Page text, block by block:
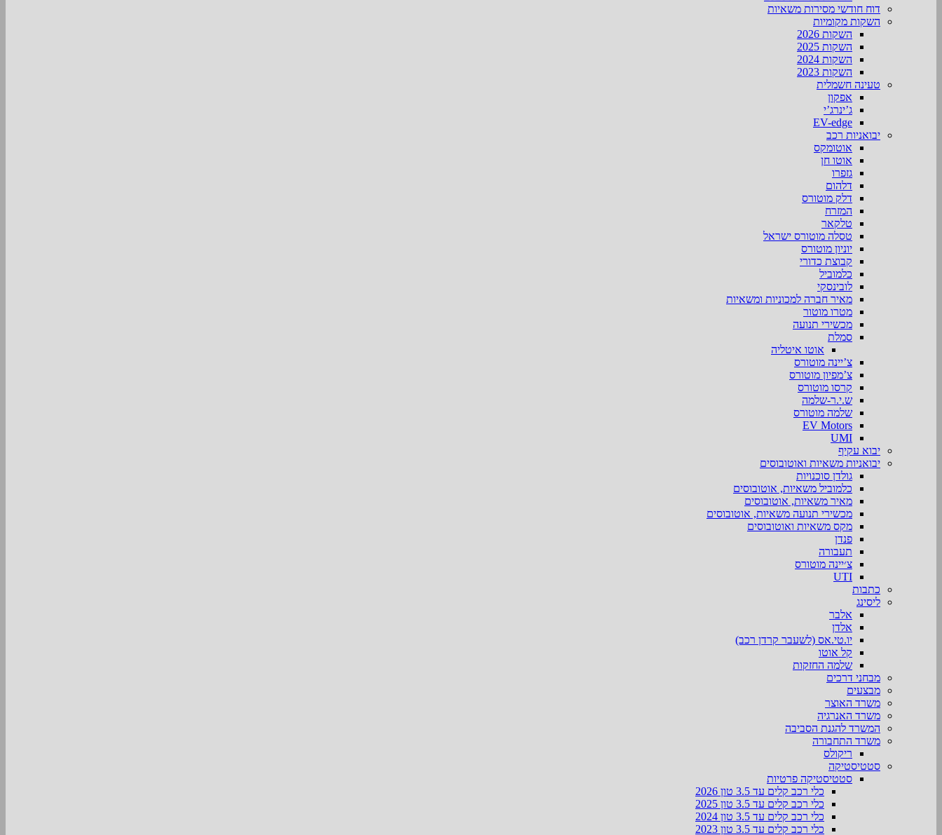
דוח חודשי מסירות משאיות
השקות מקומיות
השקות 2026
השקות 2025
השקות 2024
השקות 2023
טעינה חשמלית
אפקון
ג’ינרג’י
EV-edge
יבואניות רכב
אוטומקס
אוטו חן
גזפרו
דלהום
דלק מוטורס
המזרח
טלקאר
טסלה מוטורס ישראל
יוניון מוטורס
קבוצת כדורי
כלמוביל
לובינסקי
מאיר חברה למכוניות ומשאיות
מטרו מוטור
מכשירי תנועה
סמלת
אוטו איטליה
צ’יינה מוטורס
צ’מפיון מוטורס
קרסו מוטורס
ש.י.ר-שלמה
שלמה מוטורס
EV Motors
UMI
יבוא עקיף
יבואניות משאיות ואוטובוסים
גולדן סוכנויות
כלמוביל משאיות, אוטובוסים
מאיר משאיות, אוטובוסים
מכשירי תנועה משאיות, אוטובוסים
מקס משאיות ואוטובוסים
פנדן
תעבורה
צ׳יינה מוטורס
UTI
כתבות
ליסינג
אלבר
אלדן
יו.טי.אס (לשעבר קרדן רכב)
קל אוטו
שלמה החזקות
מבחני דרכים
מבצעים
משרד האוצר
משרד האנרגיה
המשרד להגנת הסביבה
משרד התחבורה
ריקולס
סטטיסטיקה
סטטיסטיקה פרטיות
כלי רכב קלים עד 3.5 טון 2026
כלי רכב קלים עד 3.5 טון 2025
כלי רכב קלים עד 3.5 טון 2024
כלי רכב קלים עד 3.5 טון 2023